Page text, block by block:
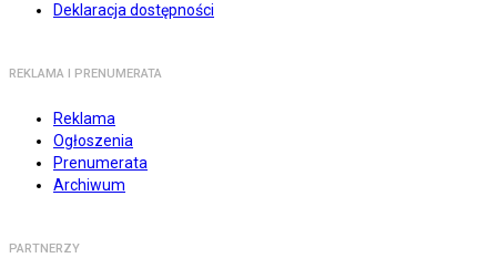
Deklaracja dostępności
REKLAMA I PRENUMERATA
Reklama
Ogłoszenia
Prenumerata
Archiwum
PARTNERZY